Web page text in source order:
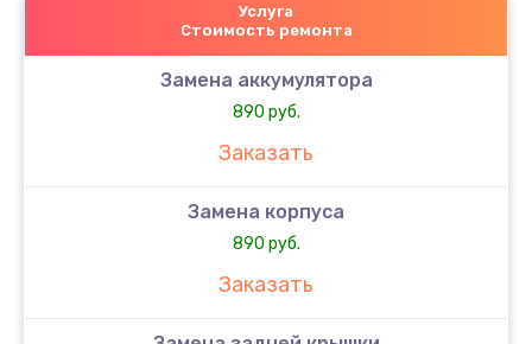
Услуга
Стоимость ремонта
Замена аккумулятора
890 руб.
Заказать
Замена корпуса
890 руб.
Заказать